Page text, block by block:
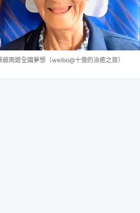
周遊全國夢想（weibo@十億的治癒之旅）